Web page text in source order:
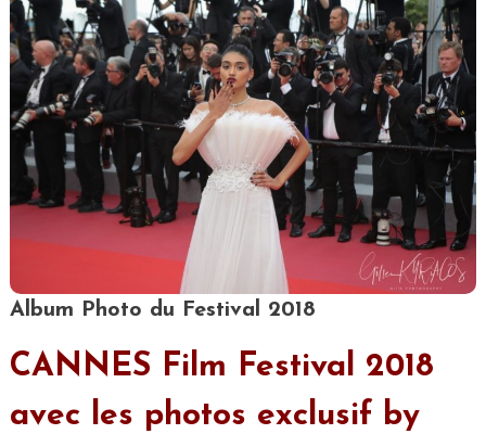
Album Photo du Festival 2018
CANNES Film Festival 2018
avec les photos exclusif by